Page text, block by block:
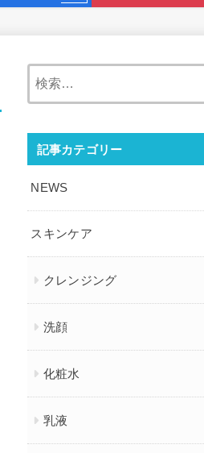
記事カテゴリー
NEWS
スキンケア
クレンジング
洗顔
化粧水
乳液